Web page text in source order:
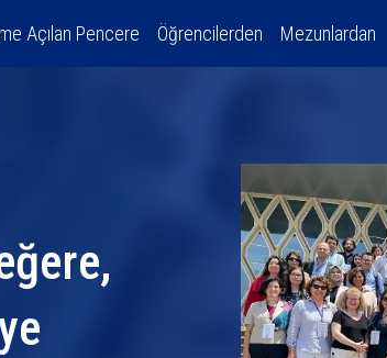
Açılan Pencere Öğrencilerden Mezunlardan